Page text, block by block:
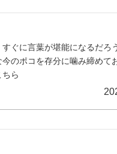
ぐに言葉が堪能になるだろ
のポコを存分に噛み締めて
ら